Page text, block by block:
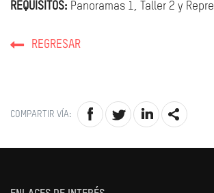
REQUISITOS: Panoramas 1, Taller 2 y
REGRESAR
COMPARTIR VÍA: